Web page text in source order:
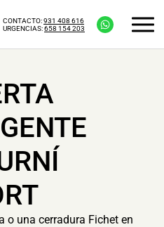
CONTACTO:931 408 616
URGENCIAS:658 154 203
o una cerradura Fichet en